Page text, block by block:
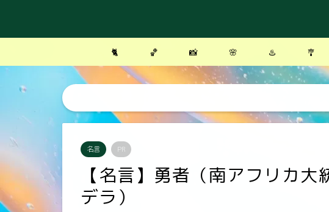
🐈 🏀 📸 🌸 ♨️ 🎐
名言 PR
【名言】勇者（南アフリカ
デラ）